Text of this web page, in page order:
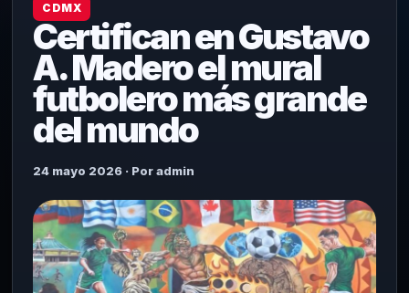
CDMX
Certifican en Gustavo
A. Madero el mural
futbolero más grande
del mundo
24 mayo 2026 · Por admin